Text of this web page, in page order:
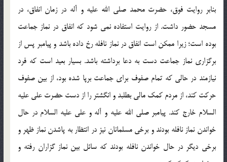
بنابر روایت فوق، حضرت محمد صلی الله علیه و آله در زمان انفاق، در
مسجد حضور داشت. از روایت استفاده نمی شود که انفاق در نماز جماعت
بوده است؛ زیرا ممکن است انفاق در نماز نافله رخ داده باشد و پیامبر پس از
برگزاری نماز جماعت دست به دعا برداشته باشد. بسیار بعید است که فرد
نیازمند در حالی که تمام صفوف برای جماعت برپا شده بود، از بین صفوف
حرکت کند، از مردم کمک مالی بطلبد و انگشتر را از دست حضرت علی علیه
السلام خارج کند. پیامبر صلی الله علیه و آله و علی علیه السلام در حال
خواندن نماز نافله بودند و برخی مسلمانان نیز در انتظار به پاشدن نماز ظهر و
برخی دیگر در حال خواندن نافله بودند که سائل بین نماز گزاران رفته و